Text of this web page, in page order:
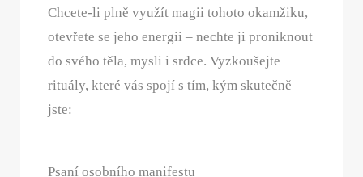
Chcete-li plně využít magii tohoto okamžiku,
otevřete se jeho energii – nechte ji proniknout
do svého těla, mysli i srdce. Vyzkoušejte
rituály, které vás spojí s tím, kým skutečně
jste:
Psaní osobního manifestu